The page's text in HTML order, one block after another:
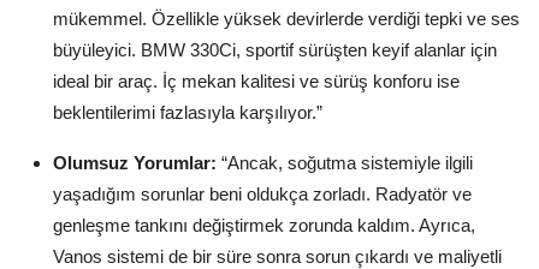
mükemmel. Özellikle yüksek devirlerde verdiği tepki ve ses
büyüleyici. BMW 330Ci, sportif sürüşten keyif alanlar için
ideal bir araç. İç mekan kalitesi ve sürüş konforu ise
beklentilerimi fazlasıyla karşılıyor.”
Olumsuz Yorumlar: “Ancak, soğutma sistemiyle ilgili
yaşadığım sorunlar beni oldukça zorladı. Radyatör ve
genleşme tankını değiştirmek zorunda kaldım. Ayrıca,
Vanos sistemi de bir süre sonra sorun çıkardı ve maliyetli